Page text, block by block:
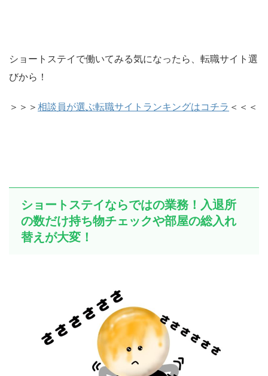
ショートステイで働いてみる気になったら、転職サイト選
びから！
＞＞＞ 相談員が選ぶ転職サイトランキングはコチラ ＜＜＜
ショートステイならではの業務！入退所
の数だけ持ち物チェックや部屋の総入れ
替えが大変！